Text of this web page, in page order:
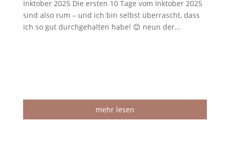
Inktober 2025 Die ersten 10 Tage vom Inktober 2025
sind also rum – und ich bin selbst überrascht, dass
ich so gut durchgehalten habe! 😊 neun der...
mehr lesen